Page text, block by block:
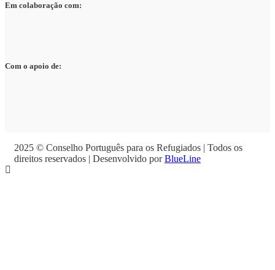
Em colaboração com:
Com o apoio de:
2025 © Conselho Português para os Refugiados | Todos os
direitos reservados | Desenvolvido porBlueLine